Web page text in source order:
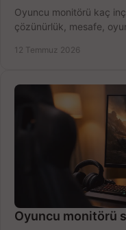
Oyuncu monitörü kaç
çözünürlük, mesafe,
12 Temmuz 2026
Oyuncu monitörü